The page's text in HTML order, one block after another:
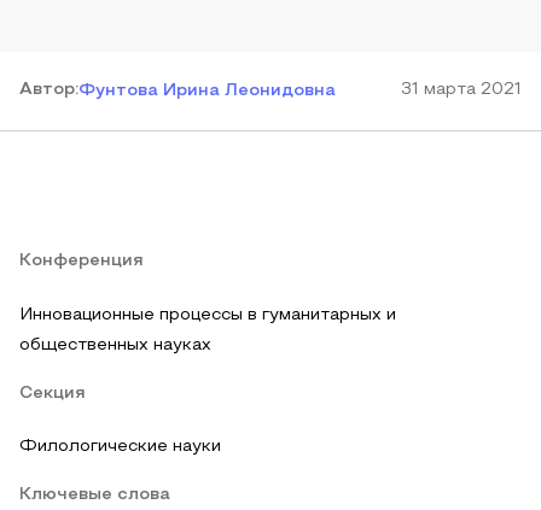
Автор:Фунтова Ирина Леонидовна 31 марта 2021
Конференция
Инновационные процессы в гуманитарных и
общественных науках
Секция
Филологические науки
Ключевые слова